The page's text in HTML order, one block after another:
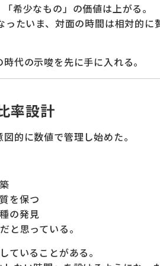
希少なもの」の価値は上がる。
たいま、対面の時間は相対的に
代の示唆を先に手に入れる。
率設計
的に数値で管理し始めた。
を保つ
の発見
と思っている。
ていることがある。